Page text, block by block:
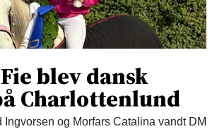
blev dansk
Charlottenlund
og Morfars Catalina vandt DM